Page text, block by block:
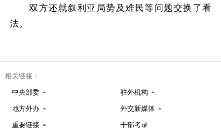
双方还就叙利亚局势及难民等问题交换了看
法。
相关链接：
中央部委 驻外机构
地方外办 外交新媒体
重要链接 干部考录